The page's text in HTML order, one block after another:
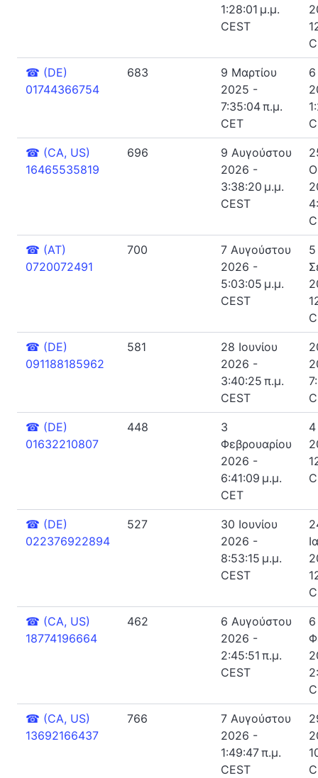
1:28:01 μ.μ.
CEST
☎ (DE)
01744366754
683
9 Μαρτίου
2025 -
7:35:04 π.μ.
CET
☎ (CA, US)
16465535819
696
9 Αυγούστου
2026 -
3:38:20 μ.μ.
CEST
☎ (AT)
0720072491
700
7 Αυγούστου
2026 -
5:03:05 μ.μ.
CEST
5
☎ (DE)
091188185962
581
28 Ιουνίου
2026 -
3:40:25 π.μ.
CEST
☎ (DE)
01632210807
448
3
Φεβρουαρίου
2026 -
6:41:09 μ.μ.
CET
4
☎ (DE)
022376922894
527
30 Ιουνίου
2026 -
8:53:15 μ.μ.
CEST
☎ (CA, US)
18774196664
462
6 Αυγούστου
2026 -
2:45:51 π.μ.
CEST
6
☎ (CA, US)
13692166437
766
7 Αυγούστου
2026 -
1:49:47 π.μ.
CEST